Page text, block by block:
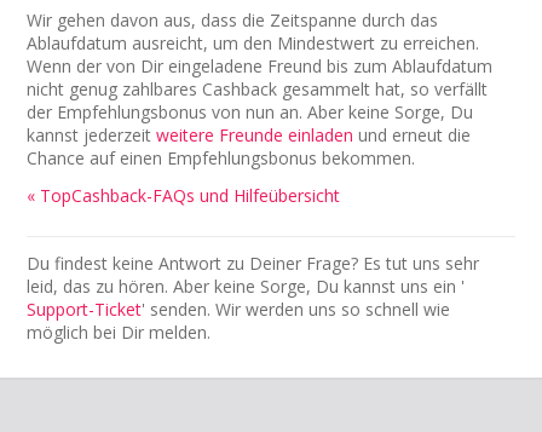
Wir gehen davon aus, dass die Zeitspanne durch das
Ablaufdatum ausreicht, um den Mindestwert zu erreichen.
Wenn der von Dir eingeladene Freund bis zum Ablaufdatum
nicht genug zahlbares Cashback gesammelt hat, so verfällt
der Empfehlungsbonus von nun an. Aber keine Sorge, Du
kannst jederzeitweitere Freunde einladen und erneut die
Chance auf einen Empfehlungsbonus bekommen.
« TopCashback-FAQs und Hilfeübersicht
Du findest keine Antwort zu Deiner Frage? Es tut uns sehr
leid, das zu hören. Aber keine Sorge, Du kannst uns ein '
Support-Ticket' senden. Wir werden uns so schnell wie
möglich bei Dir melden.